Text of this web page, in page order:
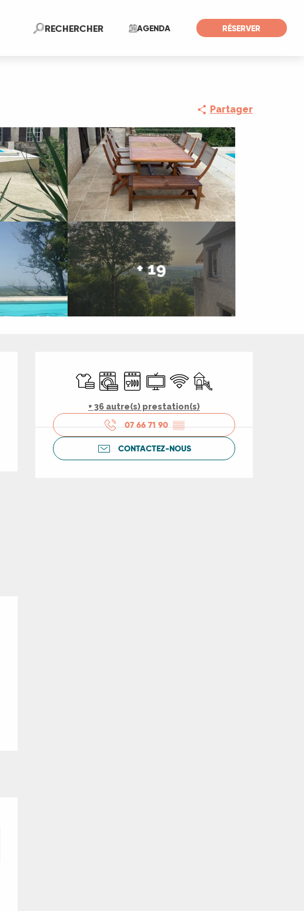
AGENDA RÉSERVER
RECHERCHERRecherche
Partager
+ 19
Ouverture et
Draps et linge
Lave lingeLave vaisselle
Télévision
WiFi Jeux pour enfants /
+ 36 autre(s) prestation(s)
07 66 71 90 ▒▒
CONTACTEZ-NOUS